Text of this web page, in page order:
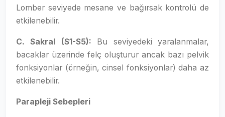
Lomber seviyede mesane ve bağırsak kontrolü de
etkilenebilir.
C. Sakral (S1-S5): Bu seviyedeki yaralanmalar,
bacaklar üzerinde felç oluşturur ancak bazı pelvik
fonksiyonlar (örneğin, cinsel fonksiyonlar) daha az
etkilenebilir.
Parapleji Sebepleri